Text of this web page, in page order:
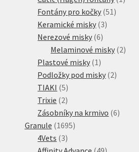
Fontány pro kočky 5151
Keramické misky 33
Nerezové misky 66
produktů
Melaminové misky 22
Plastové misky 11
produkt
Podložky pod misky 22
TIAKI 55
produktů
Trixie 22
produkty
Zásobníky na krmivo 66
Granule 16951695
4Vets 33